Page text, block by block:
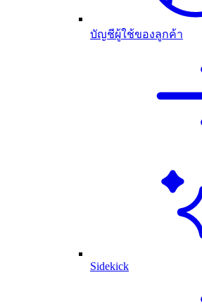
บัญชีผู้ใช้ของลูกค้า
Sidekick